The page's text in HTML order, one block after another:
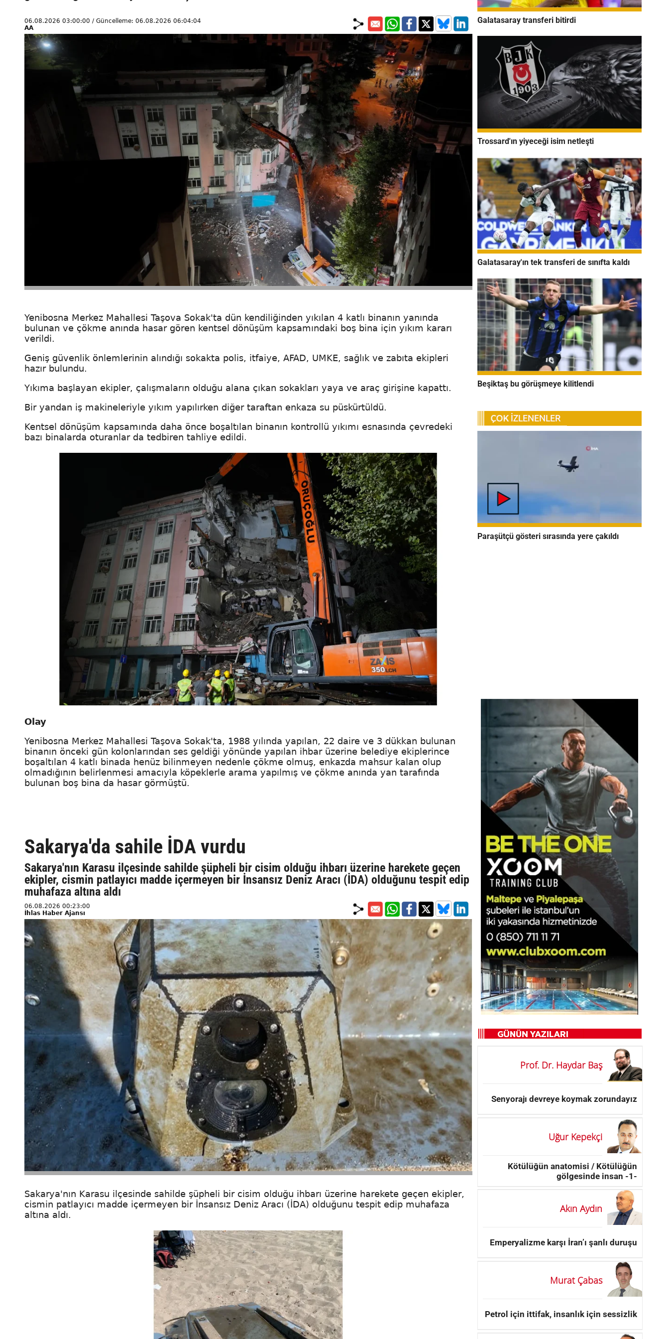
06.08.2026 03:00:00 / Güncelleme: 06.08.2026 06:04:04
AA
Yenibosna Merkez Mahallesi Taşova Sokak'ta dün kendiliğinden yıkılan 4 katlı binanın yanında
bulunan ve çökme anında hasar gören kentsel dönüşüm kapsamındaki boş bina için yıkım kararı
verildi.
Geniş güvenlik önlemlerinin alındığı sokakta polis, itfaiye, AFAD, UMKE, sağlık ve zabıta ekipleri
hazır bulundu.
Yıkıma başlayan ekipler, çalışmaların olduğu alana çıkan sokakları yaya ve araç girişine kapattı.
Bir yandan iş makineleriyle yıkım yapılırken diğer taraftan enkaza su püskürtüldü.
Kentsel dönüşüm kapsamında daha önce boşaltılan binanın kontrollü yıkımı esnasında çevredeki
bazı binalarda oturanlar da tedbiren tahliye edildi.
Olay
Yenibosna Merkez Mahallesi Taşova Sokak'ta, 1988 yılında yapılan, 22 daire ve 3 dükkan bulunan
binanın önceki gün kolonlarından ses geldiği yönünde yapılan ihbar üzerine belediye ekiplerince
boşaltılan 4 katlı binada henüz bilinmeyen nedenle çökme olmuş, enkazda mahsur kalan olup
olmadığının belirlenmesi amacıyla köpeklerle arama yapılmış ve çökme anında yan tarafında
bulunan boş bina da hasar görmüştü.
Sakarya'da sahile İDA vurdu
Sakarya'nın Karasu ilçesinde sahilde şüpheli bir cisim olduğu ihbarı üzerine harekete geçen
ekipler, cismin patlayıcı madde içermeyen bir İnsansız Deniz Aracı (İDA) olduğunu tespit edip
muhafaza altına aldı
06.08.2026 00:23:00
İhlas Haber Ajansı
Sakarya'nın Karasu ilçesinde sahilde şüpheli bir cisim olduğu ihbarı üzerine harekete geçen ekipler,
cismin patlayıcı madde içermeyen bir İnsansız Deniz Aracı (İDA) olduğunu tespit edip muhafaza
altına aldı.
Galatasaray transferi bitirdi
Trossard'ın yiyeceği isim netleşti
Galatasaray'ın tek transferi de sınıfta kaldı
Beşiktaş bu görüşmeye kilitlendi
Paraşütçü gösteri sırasında yere çakıldı
Prof. Dr. Haydar Baş
Senyorajı devreye koymak zorundayız
Uğur Kepekçi
Kötülüğün anatomisi / Kötülüğün
gölgesinde insan -1-
Akın Aydın
Emperyalizme karşı İran’ı şanlı duruşu
Murat Çabas
Petrol için ittifak, insanlık için sessizlik